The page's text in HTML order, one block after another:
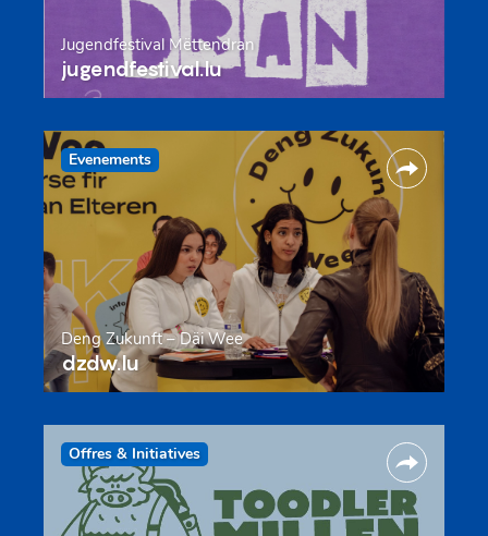
Jugendfestival Mëttendran
jugendfestival.lu
Evenements
Deng Zukunft – Däi Wee
dzdw.lu
Offres & Initiatives